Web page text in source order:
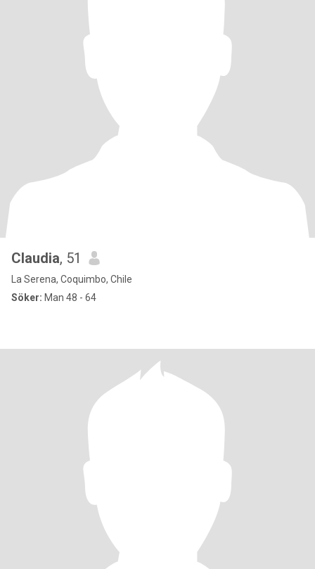
Claudia, 51
La Serena, Coquimbo, Chile
Söker: Man 48 - 64